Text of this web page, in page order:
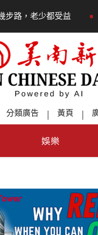
• 德州TeraFab芯片
分類廣告 | 黃頁 |
娛樂